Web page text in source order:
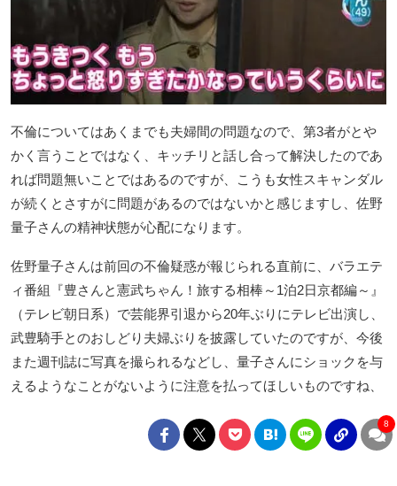
不倫についてはあくまでも夫婦間の問題なので、第3者がとや
かく言うことではなく、キッチリと話し合って解決したのであ
れば問題無いことではあるのですが、こうも女性スキャンダル
が続くとさすがに問題があるのではないかと感じますし、佐野
量子さんの精神状態が心配になります。
佐野量子さんは前回の不倫疑惑が報じられる直前に、バラエテ
ィ番組『豊さんと憲武ちゃん！旅する相棒～1泊2日京都編～』
（テレビ朝日系）で芸能界引退から20年ぶりにテレビ出演し、
武豊騎手とのおしどり夫婦ぶりを披露していたのですが、今後
また週刊誌に写真を撮られるなどし、量子さんにショックを与
えるようなことがないように注意を払ってほしいものですね、
8